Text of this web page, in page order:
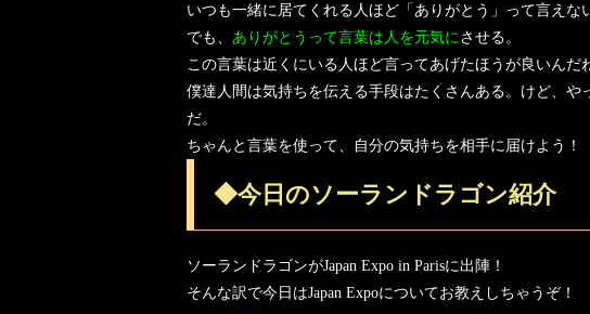
いつも一緒に居てくれる人ほど「ありがとう」って言えな
でも、 ありがとうって言葉は人を元気に させる。
この言葉は近くにいる人ほど言ってあげたほうが良いんだ
僕達人間は気持ちを伝える手段はたくさんある。けど、や
だ。
ちゃんと言葉を使って、自分の気持ちを相手に届けよう！
◆今日のソーランドラゴン紹介
ソーランドラゴンがJapan Expo in Parisに出陣！
そんな訳で今日はJapan Expoについてお教えしちゃうぞ！